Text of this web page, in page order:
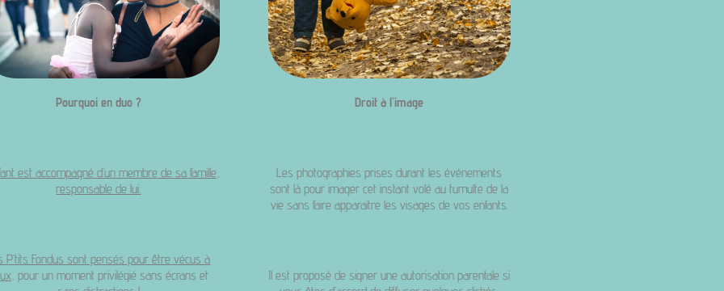
Pourquoi en duo ?
est accompagné d’un membre de sa famille,
responsable de lui.
P’tits Fondus sont pensés pour être vécus à
, pour un moment privilégié sans écrans et
Droit à l’image
Les photographies prises durant les événements
sont là pour imager cet instant volé au tumulte de la
vie sans faire apparaitre les visages de vos enfants.
Il est proposé de signer une autorisation parentale si